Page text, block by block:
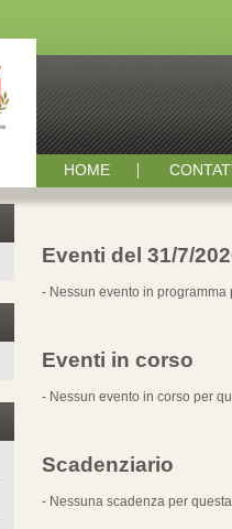
HOME
Eventi del 31/7/
- Nessun evento in programma
Eventi in corso
- Nessun evento in corso per
Scadenziario
- Nessuna scadenza per